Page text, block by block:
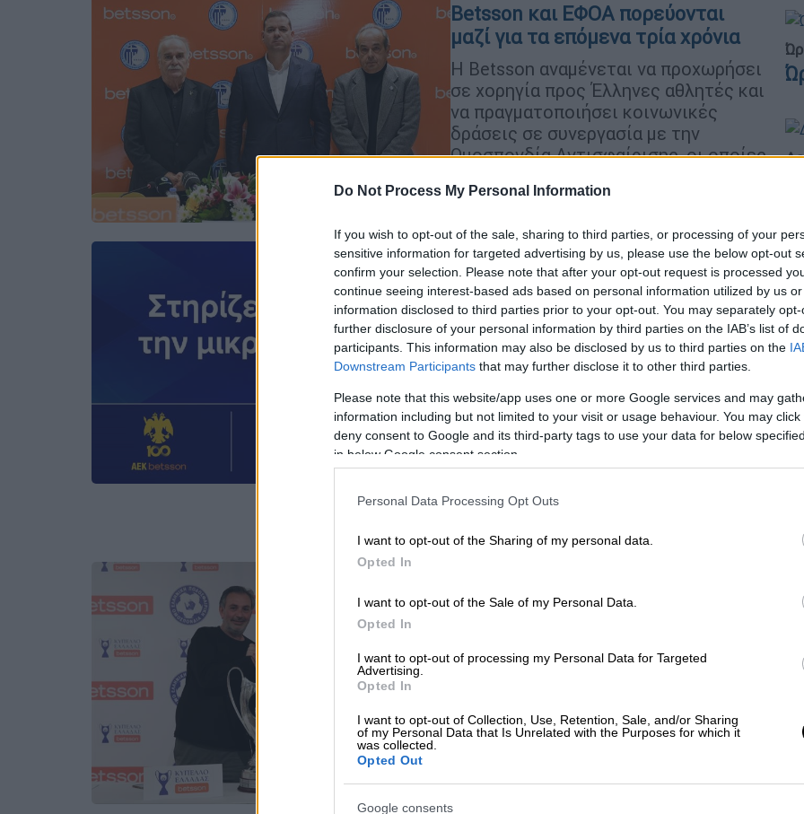
Do Not Process My Personal Information
If you wish to opt-out of the sale, sharing to third parties, or processing of your
sensitive information for targeted advertising by us, please use the below opt-out
confirm your selection. Please note that after your opt-out request is processed
continue seeing interest-based ads based on personal information utilized by us
information disclosed to third parties prior to your opt-out. You may separately
further disclosure of your personal information by third parties on the IAB’s list of
participants. This information may also be disclosed by us to third parties on the
Downstream Participants that may further disclose it to other third parties.
Please note that this website/app uses one or more Google services and may
information including but not limited to your visit or usage behaviour. You may
deny consent to Google and its third-party tags to use your data for below
in below Google consent section.
Personal Data Processing Opt Outs
I want to opt-out of the Sharing of my personal data.
Opted In
I want to opt-out of the Sale of my Personal Data.
Opted In
I want to opt-out of processing my Personal Data for Targeted
Advertising.
Opted In
I want to opt-out of Collection, Use, Retention, Sale, and/or Sharing
of my Personal Data that Is Unrelated with the Purposes for which it
was collected.
Opted Out
Google consents
Betsson και ΕΦΟΑ πορεύονται
μαζί για τα επόμενα τρία χρόνια
Η Betsson αναμένεται να προχωρήσει
σε χορηγία προς Έλληνες αθλητές και
να πραγματοποιήσει κοινωνικές
δράσεις σε συνεργασία με την
Ομοσπονδία Αντισφαίρισης, οι οποίες
διάστημα
Market|19.01.2024 17:19
Betsson Foundation & AEK
BETSSON BC: Δίπλα στη μικρή
Φαίδρα!
To Betsson Foundation και η ΑΕΚ
ΒΕΤSSON BC προχωρούν σε
οικονομική ενίσχυση του αγώνα της
μικρής Φαίδρας, η οποία έχει
διαγνωστεί με αναπλαστικό
επενδύμωμα όγκου οπίσθιου βόθρου
Η Betsson Μεγάλος Χορηγός του
Κυπέλλου Ελλάδας
ελληνικό αθλητισμό